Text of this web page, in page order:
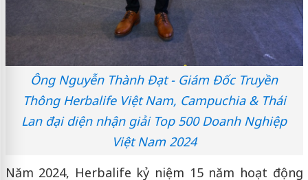
Ông Nguyễn Thành Đạt - Giám Đốc Truyền
Thông Herbalife Việt Nam, Campuchia & Thái
Lan đại diện nhận giải Top 500 Doanh Nghiệp
Việt Nam 2024
Năm 2024, Herbalife kỷ niệm 15 năm hoạt động